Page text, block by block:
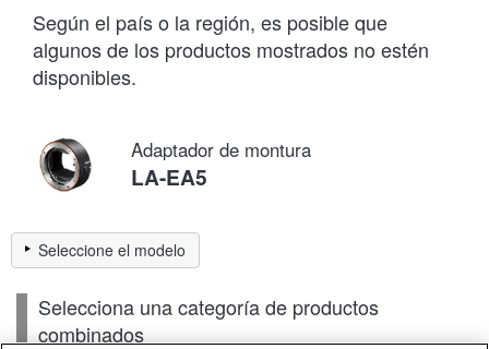
Según el país o la región, es posible que
algunos de los productos mostrados no estén
disponibles.
Adaptador de montura
LA-EA5
Seleccione el modelo
Selecciona una categoría de productos
combinados